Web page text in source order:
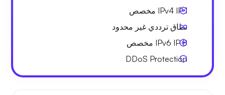
1 IPv4 IP مخصص
نطاق ترددي غير محدود
8 IPv6 IP مخصص
DDoS Protection